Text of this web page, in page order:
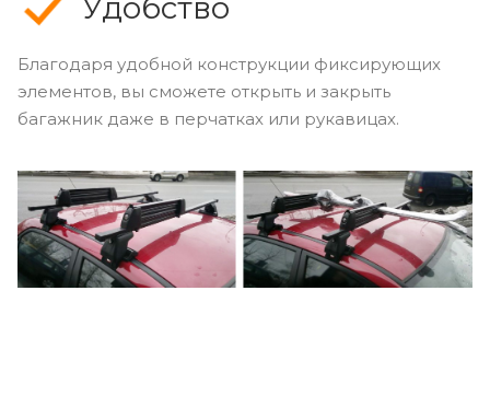
Удобство
Благодаря удобной конструкции фиксирующих
элементов, вы сможете открыть и закрыть
багажник даже в перчатках или рукавицах.